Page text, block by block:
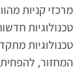
מרכזי קניות
טכנולוגיות
טכנולוגיות
המחזור, להפחית